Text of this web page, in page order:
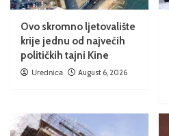
Ovo skromno ljetovalište
krije jednu od najvećih
političkih tajni Kine
Urednica August 6, 2026